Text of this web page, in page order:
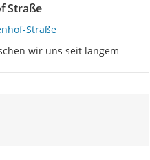
Straße
Straße
wir uns seit langem